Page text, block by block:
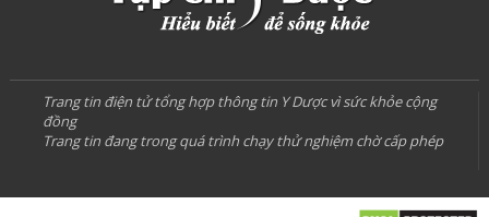
Trang tin điện tử tổng hợp thông tin Y Dược vì sức khỏe cộng
đồng
Trang tin đang trong quá trình chạy thử nghiệm chờ cấp phép